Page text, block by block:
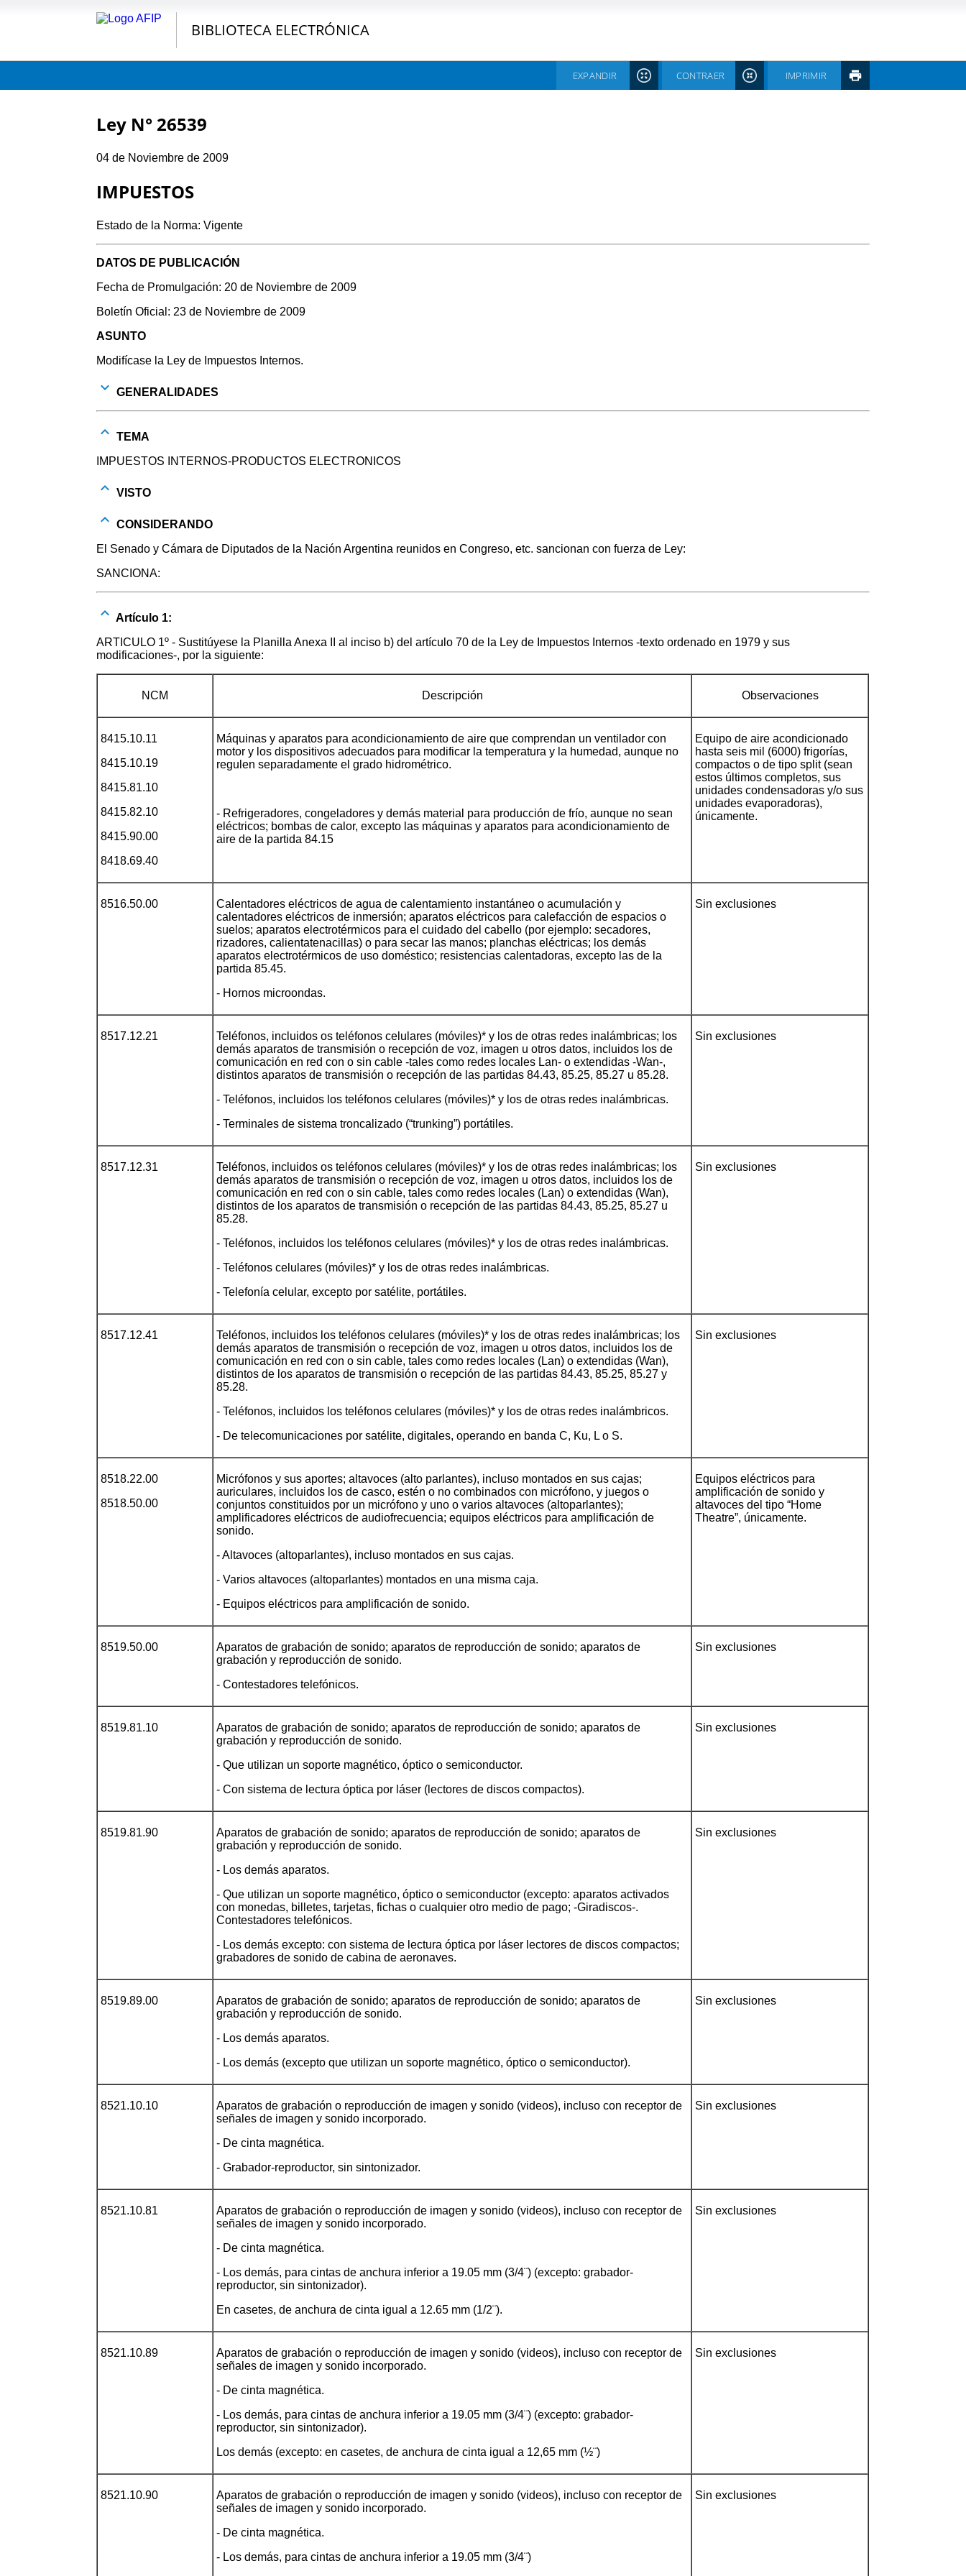
BIBLIOTECA ELECTRÓNICA
IMPRIMIR
CONTRAER
EXPANDIR
Ley N° 26539
04 de Noviembre de 2009
IMPUESTOS
Estado de la Norma: Vigente
DATOS DE PUBLICACIÓN
Fecha de Promulgación: 20 de Noviembre de 2009
Boletín Oficial: 23 de Noviembre de 2009
ASUNTO
Modifícase la Ley de Impuestos Internos.
GENERALIDADES
TEMA
IMPUESTOS INTERNOS-PRODUCTOS ELECTRONICOS
VISTO
CONSIDERANDO
El Senado y Cámara de Diputados de la Nación Argentina reunidos en Congreso, etc. sancionan con fuerza de Ley:
SANCIONA:
Artículo 1:
ARTICULO 1º - Sustitúyese la Planilla Anexa II al inciso b) del artículo 70 de la Ley de Impuestos Internos -texto ordenado en 1979 y sus
modificaciones-, por la siguiente:
NCM Descripción Observaciones
8415.10.11
8415.10.19
8415.81.10
8415.82.10
8415.90.00
8418.69.40
Máquinas y aparatos para acondicionamiento de aire que comprendan un ventilador con
motor y los dispositivos adecuados para modificar la temperatura y la humedad, aunque no
regulen separadamente el grado hidrométrico.
- Refrigeradores, congeladores y demás material para producción de frío, aunque no sean
eléctricos; bombas de calor, excepto las máquinas y aparatos para acondicionamiento de
aire de la partida 84.15
Equipo de aire acondicionado
hasta seis mil (6000) frigorías,
compactos o de tipo split (sean
estos últimos completos, sus
unidades condensadoras y/o sus
unidades evaporadoras),
únicamente.
8516.50.00
Calentadores eléctricos de agua de calentamiento instantáneo o acumulación y
calentadores eléctricos de inmersión; aparatos eléctricos para calefacción de espacios o
suelos; aparatos electrotérmicos para el cuidado del cabello (por ejemplo: secadores,
rizadores, calientatenacillas) o para secar las manos; planchas eléctricas; los demás
aparatos electrotérmicos de uso doméstico; resistencias calentadoras, excepto las de la
partida 85.45.
- Hornos microondas.
Sin exclusiones
8517.12.21
Teléfonos, incluidos os teléfonos celulares (móviles)* y los de otras redes inalámbricas; los
demás aparatos de transmisión o recepción de voz, imagen u otros datos, incluidos los de
comunicación en red con o sin cable -tales como redes locales Lan- o extendidas -Wan-,
distintos aparatos de transmisión o recepción de las partidas 84.43, 85.25, 85.27 u 85.28.
- Teléfonos, incluidos los teléfonos celulares (móviles)* y los de otras redes inalámbricas.
- Terminales de sistema troncalizado (“trunking”) portátiles.
Sin exclusiones
8517.12.31
Teléfonos, incluidos os teléfonos celulares (móviles)* y los de otras redes inalámbricas; los
demás aparatos de transmisión o recepción de voz, imagen u otros datos, incluidos los de
comunicación en red con o sin cable, tales como redes locales (Lan) o extendidas (Wan),
distintos de los aparatos de transmisión o recepción de las partidas 84.43, 85.25, 85.27 u
85.28.
- Teléfonos, incluidos los teléfonos celulares (móviles)* y los de otras redes inalámbricas.
- Teléfonos celulares (móviles)* y los de otras redes inalámbricas.
- Telefonía celular, excepto por satélite, portátiles.
Sin exclusiones
8517.12.41
Teléfonos, incluidos los teléfonos celulares (móviles)* y los de otras redes inalámbricas; los
demás aparatos de transmisión o recepción de voz, imagen u otros datos, incluidos los de
comunicación en red con o sin cable, tales como redes locales (Lan) o extendidas (Wan),
distintos de los aparatos de transmisión o recepción de las partidas 84.43, 85.25, 85.27 y
85.28.
- Teléfonos, incluidos los teléfonos celulares (móviles)* y los de otras redes inalámbricos.
- De telecomunicaciones por satélite, digitales, operando en banda C, Ku, L o S.
Sin exclusiones
8518.22.00
8518.50.00
Micrófonos y sus aportes; altavoces (alto parlantes), incluso montados en sus cajas;
auriculares, incluidos los de casco, estén o no combinados con micrófono, y juegos o
conjuntos constituidos por un micrófono y uno o varios altavoces (altoparlantes);
amplificadores eléctricos de audiofrecuencia; equipos eléctricos para amplificación de
sonido.
- Altavoces (altoparlantes), incluso montados en sus cajas.
- Varios altavoces (altoparlantes) montados en una misma caja.
- Equipos eléctricos para amplificación de sonido.
Equipos eléctricos para
amplificación de sonido y
altavoces del tipo “Home
Theatre”, únicamente.
8519.50.00
Aparatos de grabación de sonido; aparatos de reproducción de sonido; aparatos de
grabación y reproducción de sonido.
- Contestadores telefónicos.
Sin exclusiones
8519.81.10
Aparatos de grabación de sonido; aparatos de reproducción de sonido; aparatos de
grabación y reproducción de sonido.
- Que utilizan un soporte magnético, óptico o semiconductor.
- Con sistema de lectura óptica por láser (lectores de discos compactos).
Sin exclusiones
8519.81.90
Aparatos de grabación de sonido; aparatos de reproducción de sonido; aparatos de
grabación y reproducción de sonido.
- Los demás aparatos.
- Que utilizan un soporte magnético, óptico o semiconductor (excepto: aparatos activados
con monedas, billetes, tarjetas, fichas o cualquier otro medio de pago; -Giradiscos-.
Contestadores telefónicos.
- Los demás excepto: con sistema de lectura óptica por láser lectores de discos compactos;
grabadores de sonido de cabina de aeronaves.
Sin exclusiones
8519.89.00
Aparatos de grabación de sonido; aparatos de reproducción de sonido; aparatos de
grabación y reproducción de sonido.
- Los demás aparatos.
- Los demás (excepto que utilizan un soporte magnético, óptico o semiconductor).
Sin exclusiones
8521.10.10
Aparatos de grabación o reproducción de imagen y sonido (videos), incluso con receptor de
señales de imagen y sonido incorporado.
- De cinta magnética.
- Grabador-reproductor, sin sintonizador.
Sin exclusiones
8521.10.81
Aparatos de grabación o reproducción de imagen y sonido (videos), incluso con receptor de
señales de imagen y sonido incorporado.
- De cinta magnética.
- Los demás, para cintas de anchura inferior a 19.05 mm (3/4¨) (excepto: grabador-
reproductor, sin sintonizador).
En casetes, de anchura de cinta igual a 12.65 mm (1/2¨).
Sin exclusiones
8521.10.89
Aparatos de grabación o reproducción de imagen y sonido (videos), incluso con receptor de
señales de imagen y sonido incorporado.
- De cinta magnética.
- Los demás, para cintas de anchura inferior a 19.05 mm (3/4¨) (excepto: grabador-
reproductor, sin sintonizador).
Los demás (excepto: en casetes, de anchura de cinta igual a 12,65 mm (½¨)
Sin exclusiones
8521.10.90
Aparatos de grabación o reproducción de imagen y sonido (videos), incluso con receptor de
señales de imagen y sonido incorporado.
- De cinta magnética.
- Los demás, para cintas de anchura inferior a 19.05 mm (3/4¨)
Sin exclusiones